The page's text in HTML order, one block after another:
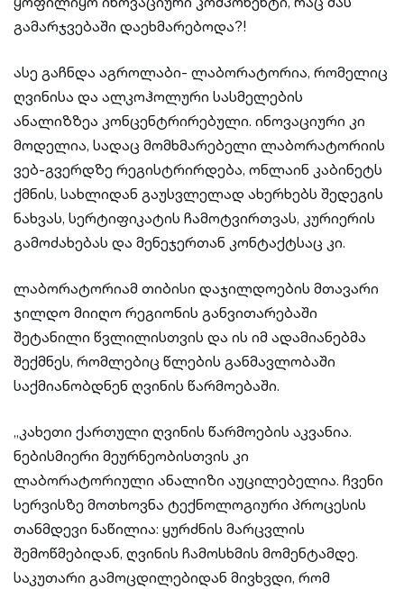
გამარჯვებაში დაეხმარებოდა?!
ასე გაჩნდა აგროლაბი- ლაბორატორია, რომელიც
ღვინისა და ალკოჰოლური სასმელების
ანალიზზეა კონცენტრირებული. ინოვაციური კი
მოდელია, სადაც მომხმარებელი ლაბორატორიის
ვებ-გვერდზე რეგისტრირდება, ონლაინ კაბინეტს
ქმნის, სახლიდან გაუსვლელად ახერხებს შედეგის
ნახვას, სერტიფიკატის ჩამოტვირთვას, კურიერის
გამოძახებას და მენეჯერთან კონტაქტსაც კი.
ლაბორატორიამ თიბისი დაჯილდოების მთავარი
ჯილდო მიიღო რეგიონის განვითარებაში
შეტანილი წვლილისთვის და ის იმ ადამიანებმა
შექმნეს, რომლებიც წლების განმავლობაში
საქმიანობდნენ ღვინის წარმოებაში.
„კახეთი ქართული ღვინის წარმოების აკვანია.
ნებისმიერი მეურნეობისთვის კი
ლაბორატორიული ანალიზი აუცილებელია. ჩვენი
სერვისზე მოთხოვნა ტექნოლოგიური პროცესის
თანმდევი ნაწილია: ყურძნის მარცვლის
შემოწმებიდან, ღვინის ჩამოსხმის მომენტამდე.
საკუთარი გამოცდილებიდან მივხვდი, რომ